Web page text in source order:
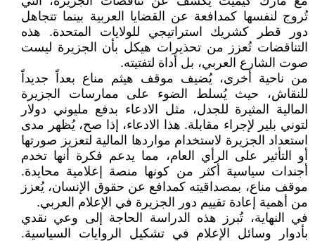
تُروج لنفسها كمدافعة عن القضايا العربية بينما تتجاهل
دور قطر كشريك استراتيجي للولايات المتحدة. هذه
التناقضات تُعزز من تحذيرات هيكل بأن الجزيرة ليست
صوت الشارع العربي، بل أداة لتفتيته.
من ناحية أخرى، يُضيف موقف هيثم مناع بعداً جديداً
للنقاش، حيث يُسلط الضوء على ممارسات الجزيرة
المالية المثيرة للجدل، مثل الادعاء بدفع مليوني دولار
لتوني بلير لإجراء مقابلة. هذا الادعاء، إذا صح، يُظهر مدى
استعداد الجزيرة لاستخدام مواردها المالية لتعزيز صورتها
أو التأثير على الرأي العام، مما يدعم فكرة أنها تخدم
أجندات سياسية أكثر من كونها منصة إعلامية محايدة.
موقف مناع، بمصداقيته كمدافع عن حقوق الإنسان، يُعزز
من أهمية إعادة تقييم دور الجزيرة في الإعلام العربي.
في النهاية، تُبرز هذه الدراسة الحاجة إلى وعي نقدي
بأدوار وسائل الإعلام في تشكيل الروايات السياسية.